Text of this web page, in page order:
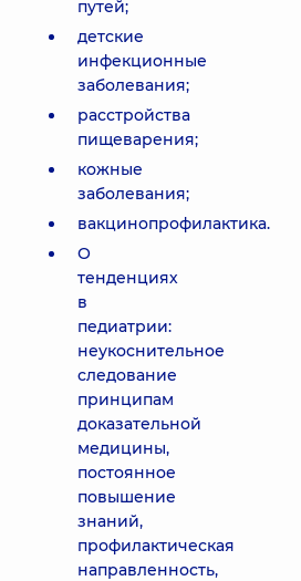
путей;
детские
инфекционные
заболевания;
расстройства
пищеварения;
кожные
заболевания;
вакцинопрофилактика.
О
тенденциях
в
педиатрии:
неукоснительное
следование
принципам
доказательной
медицины,
постоянное
повышение
знаний,
профилактическая
направленность,